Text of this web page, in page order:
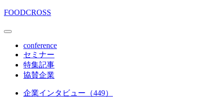
FOODCROSS
conference
セミナー
特集記事
協賛企業
企業インタビュー（449）